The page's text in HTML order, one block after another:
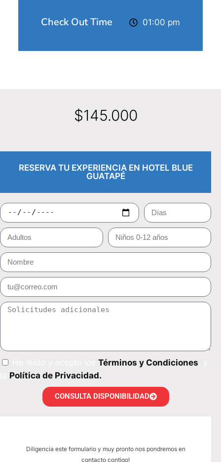
Check Out Time 01:00 pm
$145.000
RESERVA TU EXPERIENCIA EN HOTEL BLUE
GUATAPÉ
Términos y Condiciones
Política de Privacidad.
CONSULTA DISPONIBILIDAD
Diligencia este formulario y muy pronto nos pondremos en
contacto contigo!